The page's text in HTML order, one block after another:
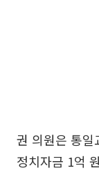
권 의원은 통
정치자금 1억